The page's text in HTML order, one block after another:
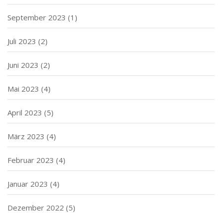
September 2023 (1)
Juli 2023 (2)
Juni 2023 (2)
Mai 2023 (4)
April 2023 (5)
März 2023 (4)
Februar 2023 (4)
Januar 2023 (4)
Dezember 2022 (5)